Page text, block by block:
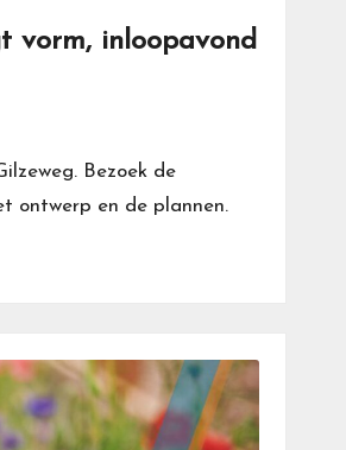
vorm, inloopavond
Bezoek de
ontwerp en de plannen.